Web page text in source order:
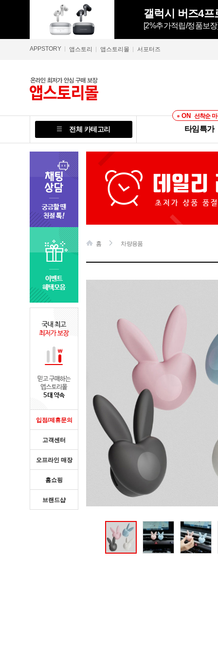
[2%추가적립/정품보
APPSTORY 앱스토리 앱스토리몰 서포터즈
전체 카테고리
ON 선착순
타임특가
홈 차량용품
입점/제휴문의
고객센터
오프라인 매장
홈쇼핑
브랜드샵